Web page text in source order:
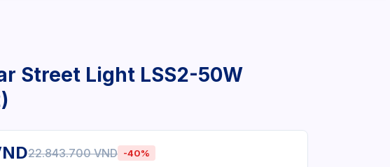
Street Light LSS2-50W
22.843.700 VND -40%